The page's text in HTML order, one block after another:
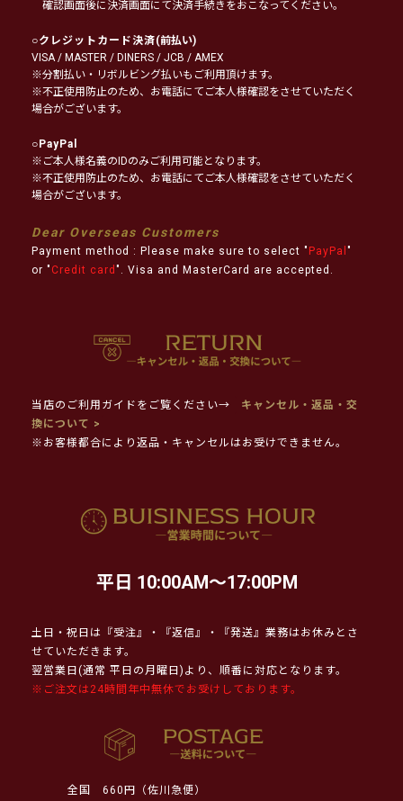
確認画面後に決済画面にて決済手続きをおこなってください。
○クレジットカード決済(前払い)
VISA / MASTER / DINERS / JCB / AMEX
※分割払い・リボルビング払いもご利用頂けます。
※不正使用防止のため、お電話にてご本人様確認をさせていただく
場合がございます。
○PayPal
※ご本人様名義のIDのみご利用可能となります。
※不正使用防止のため、お電話にてご本人様確認をさせていただく
場合がございます。
Dear Overseas Customers
Payment method : Please make sure to select " PayPal "
or " Credit card ". Visa and MasterCard are accepted.
当店のご利用ガイドをご覧ください→
キャンセル・返品・交
換について >
※お客様都合により返品・キャンセルはお受けできません。
平日 10:00AM～17:00PM
土日・祝日は『受注』・『返信』・『発送』業務はお休みとさ
せていただきます。
翌営業日(通常 平日の月曜日)より、順番に対応となります。
※ご注文は24時間年中無休でお受けしております。
全国
660円（佐川急便）